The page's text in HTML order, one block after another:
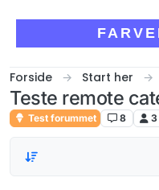
Forside Start her
Teste remote
Test forummet 8 3